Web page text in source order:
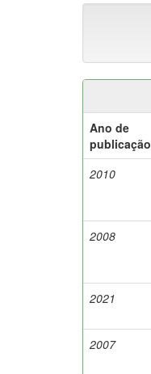
Ano de
publicação
2010
2008
2021
2007